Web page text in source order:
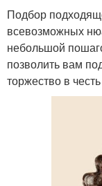
Подбор
всевозможных
небольшой
позволить вам
торжество в